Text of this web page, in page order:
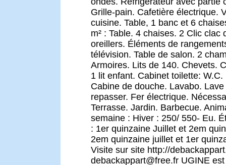
Grille-pain. Cafetière électrique.
cuisine. Table, 1 banc et 6
m² : Table. 4 chaises. 2 Clic clac
oreillers. Éléments de
télévision. Table de salon. 2
Armoires. Lits de 140. Chevets.
1 lit enfant. Cabinet toilette:
Cabine de douche. Lavabo.
repasser. Fer électrique.
Terrasse. Jardin. Barbecue.
semaine : Hiver : 250/ 550- Eu.
: 1er quinzaine Juillet et 2em
2em quinzaine juillet et 1er
Visite sur site http://
debackappart@free.fr UGINE